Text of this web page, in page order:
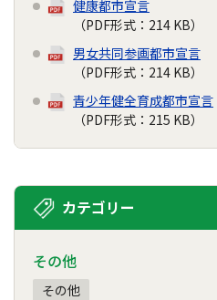
健康都市宣言
（PDF形式：214 KB）
男女共同参画都市宣言
（PDF形式：214 KB）
青少年健全育成都市宣言
（PDF形式：215 KB）
カテゴリー
その他
その他